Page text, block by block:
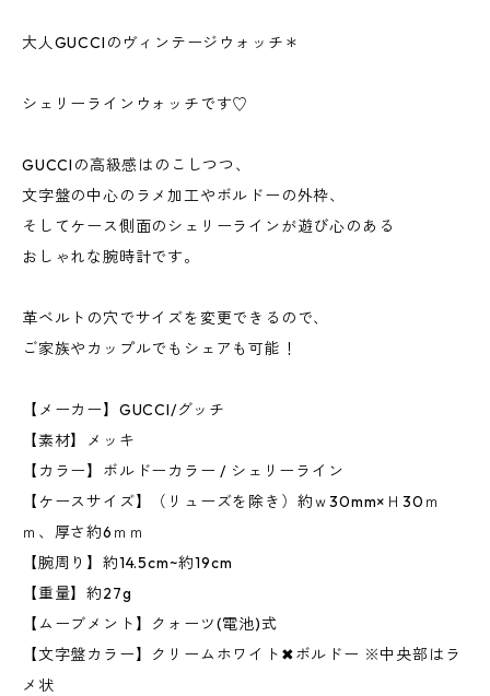
大人GUCCIのヴィンテージウォッチ＊
シェリーラインウォッチです♡
GUCCIの高級感はのこしつつ、
文字盤の中心のラメ加工やボルドーの外枠、
そしてケース側面のシェリーラインが遊び心のある
おしゃれな腕時計です。
革ベルトの穴でサイズを変更できるので、
ご家族やカップルでもシェアも可能！
【メーカー】GUCCI/グッチ
【素材】メッキ
【カラー】ボルドーカラー / シェリーライン
【ケースサイズ】（リューズを除き）約ｗ30mm×Ｈ30ｍ
ｍ、厚さ約6ｍｍ
【腕周り】約14.5cm~約19cm
【重量】約27g
【ムーブメント】クォーツ(電池)式
【文字盤カラー】クリームホワイト✖︎ボルドー ※中央部はラ
メ状